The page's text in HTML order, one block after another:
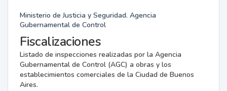
Ministerio de Justicia y Seguridad. Agencia
Gubernamental de Control
Fiscalizaciones
Listado de inspecciones realizadas por la Agencia
Gubernamental de Control (AGC) a obras y los
establecimientos comerciales de la Ciudad de Buenos
Aires.